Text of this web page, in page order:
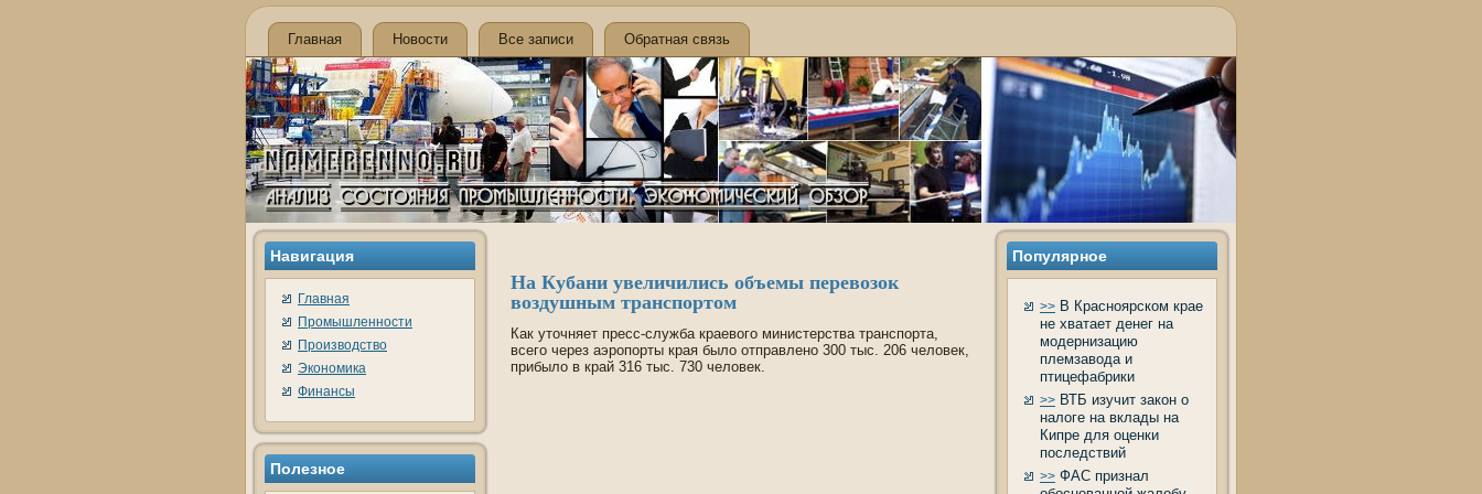
Главная Новости Все записи Обратная связь
Навигация
Главная
Промышленности
Производство
Экономика
Финансы
Полезное
На Кубани уве­личились объемы перевозок
воздушным транспортом
Как уточняет пресс-служба краевого министерства транспорта,
всего через аэропорты края было отправлено 300 тыс. 206 челове­к,
прибыло в край 316 тыс. 730 челове­к.
Популярное
>> В Красноярском крае
не хватает денег на
модернизацию
племзавода и
птицефабрики
>> ВТБ изучит закон о
налоге на вклады на
Кипре для оценки
последствий
>> ФАС признал